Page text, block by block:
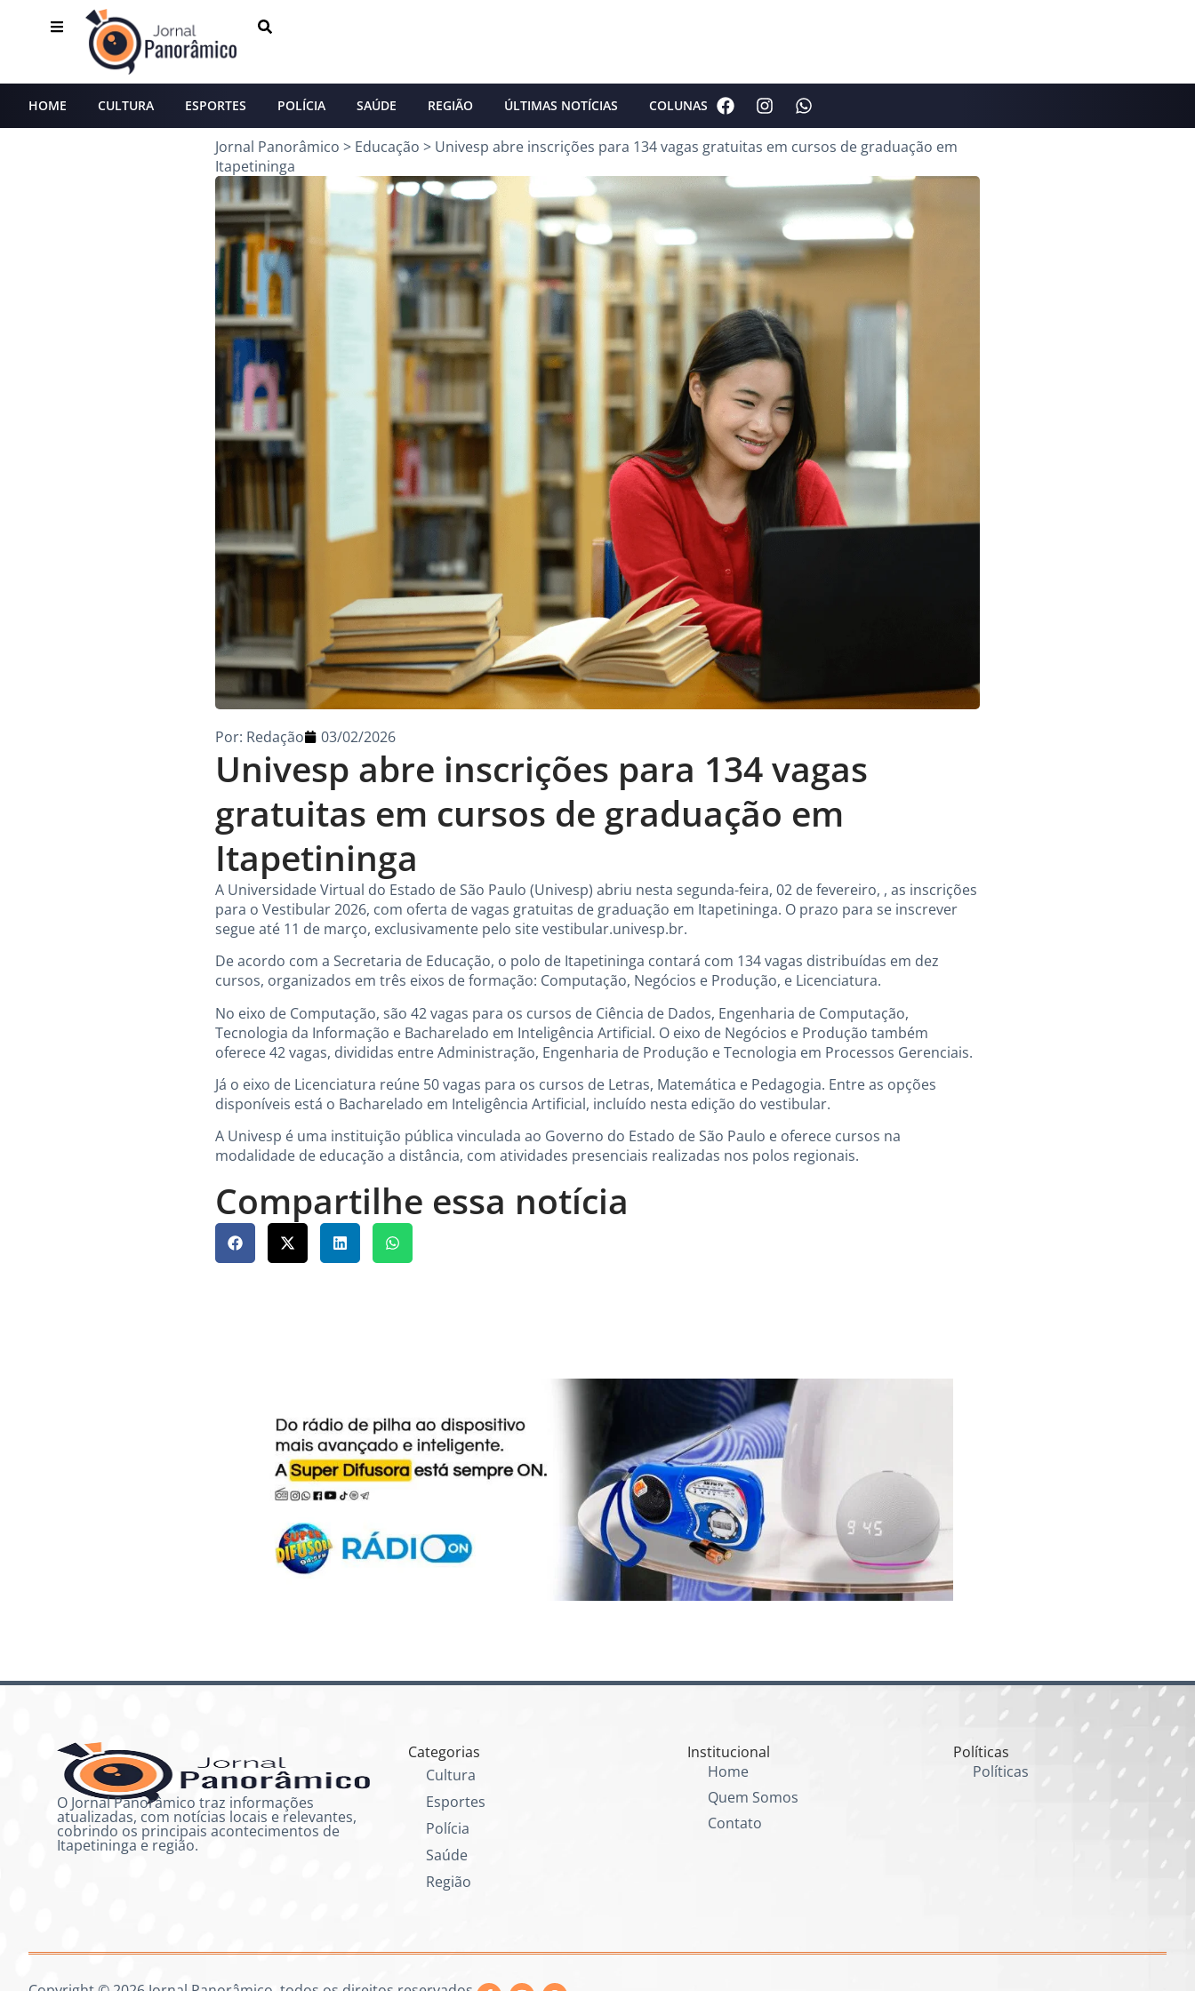
HOME CULTURA ESPORTES POLÍCIA SAÚDE REGIÃO ÚLTIMAS NOTÍCIAS COLUNAS
Jornal Panorâmico > Educação > Univesp abre inscrições para 134 vagas gratuitas em cursos de graduação em
Itapetininga
Univesp abre inscrições para 134 vagas
gratuitas em cursos de graduação em
Itapetininga
Por: Redação 03/02/2026
A Universidade Virtual do Estado de São Paulo (Univesp) abriu nesta segunda-feira, 02 de fevereiro, , as inscrições
para o Vestibular 2026, com oferta de vagas gratuitas de graduação em Itapetininga. O prazo para se inscrever
segue até 11 de março, exclusivamente pelo site vestibular.univesp.br.
De acordo com a Secretaria de Educação, o polo de Itapetininga contará com 134 vagas distribuídas em dez
cursos, organizados em três eixos de formação: Computação, Negócios e Produção, e Licenciatura.
No eixo de Computação, são 42 vagas para os cursos de Ciência de Dados, Engenharia de Computação,
Tecnologia da Informação e Bacharelado em Inteligência Artificial. O eixo de Negócios e Produção também
oferece 42 vagas, divididas entre Administração, Engenharia de Produção e Tecnologia em Processos Gerenciais.
Já o eixo de Licenciatura reúne 50 vagas para os cursos de Letras, Matemática e Pedagogia. Entre as opções
disponíveis está o Bacharelado em Inteligência Artificial, incluído nesta edição do vestibular.
A Univesp é uma instituição pública vinculada ao Governo do Estado de São Paulo e oferece cursos na
modalidade de educação a distância, com atividades presenciais realizadas nos polos regionais.
Compartilhe essa notícia
O Jornal Panorâmico traz informações
atualizadas, com notícias locais e relevantes,
cobrindo os principais acontecimentos de
Itapetininga e região.
Categorias
Cultura
Esportes
Polícia
Saúde
Região
Institucional
Home
Quem Somos
Contato
Políticas
Políticas